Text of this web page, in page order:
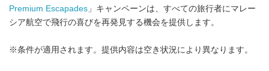
Premium Escapades 」キャンペーンは、すべての旅行者にマレー
シア航空で飛行の喜びを再発見する機会を提供します。
※条件が適用されます。提供内容は空き状況により異なります。